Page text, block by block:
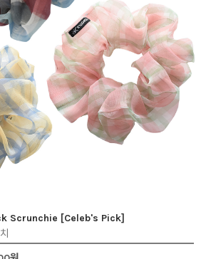
Scrunchie [Celeb's Pick]